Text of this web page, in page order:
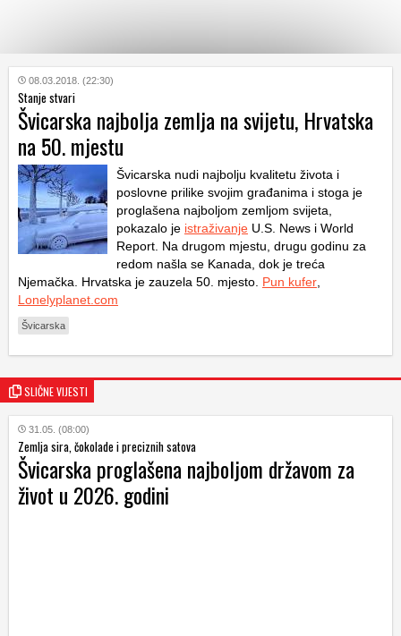
KATEGORIJE
HRVATSKI
WEB
08.03.2018. (22:30)
Stanje stvari
Švicarska najbolja zemlja na svijetu, Hrvatska
na 50. mjestu
Švicarska nudi najbolju kvalitetu života i
poslovne prilike svojim građanima i stoga je
proglašena najboljom zemljom svijeta,
pokazalo je istraživanje U.S. News i World
Report. Na drugom mjestu, drugu godinu za
redom našla se Kanada, dok je treća
Njemačka. Hrvatska je zauzela 50. mjesto. Pun kufer
Lonelyplanet.com
Švicarska
SLIČNE VIJESTI
31.05. (08:00)
Zemlja sira, čokolade i preciznih satova
Švicarska proglašena najboljom državom za
život u 2026. godini